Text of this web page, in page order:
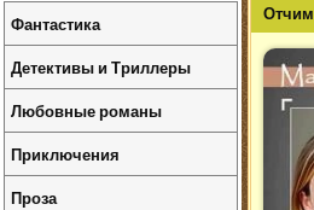
Отчим
Фантастика
Детективы и Триллеры
Любовные романы
Приключения
Проза